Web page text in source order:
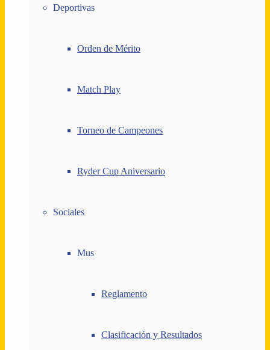
Deportivas
Orden de Mérito
Match Play
Torneo de Campeones
Ryder Cup Aniversario
Sociales
Mus
Reglamento
Clasificación y Resultados